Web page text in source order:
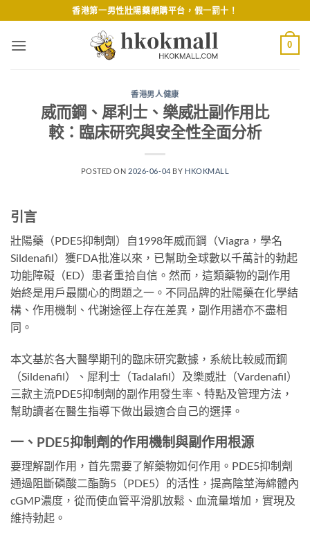
to
content
香港第一男性壯陽藥網購平台，假一罰十！
0
香港男人健康
威而鋼、犀利士、樂威壯副作用比
較：臨床研究與安全性全面分析
POSTED ON 2026-06-04 BY HKOKMALL
引言
壯陽藥（PDE5抑制劑）自1998年威而鋼（Viagra，學名
Sildenafil）獲FDA批准以來，已幫助全球數以千萬計的勃起
功能障礙（ED）患者重拾自信。然而，這類藥物的副作用
始終是用戶最關心的問題之一。不同品牌的壯陽藥在化學結
構、作用機制、代謝途徑上存在差異，副作用譜亦不盡相
同。
本文基於各大醫學期刊的臨床研究數據，系統比較威而鋼
（Sildenafil）、犀利士（Tadalafil）及樂威壯（Vardenafil）
三款主流PDE5抑制劑的副作用發生率、特點及管理方法，
幫助讀者在醫生指導下做出最適合自己的選擇。
一、PDE5抑制劑的作用機制與副作用根源
要理解副作用，首先需要了解藥物如何作用。PDE5抑制劑
通過阻斷磷酸二酯酶5（PDE5）的活性，提高陰莖海綿體內
cGMP濃度，從而使血管平滑肌放鬆、血流量增加，實現及
維持勃起。